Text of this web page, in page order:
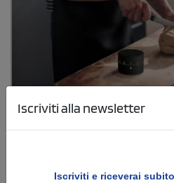
Iscriviti alla newsletter
Iscriviti e riceverai